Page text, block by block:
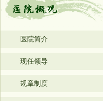
医院简介
现任领导
规章制度